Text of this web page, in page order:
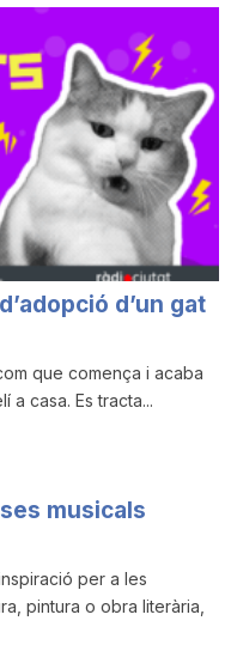
d’un gat
que comença i acaba
a casa. Es tracta...
musicals
per a les
pintura o obra literària,